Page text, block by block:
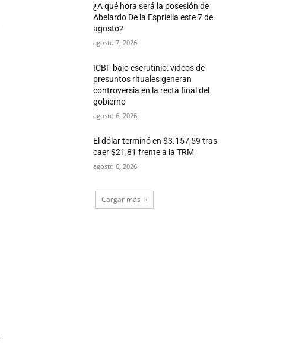
¿A qué hora será la posesión de
Abelardo De la Espriella este 7 de
agosto?
agosto 7, 2026
ICBF bajo escrutinio: videos de
presuntos rituales generan
controversia en la recta final del
gobierno
agosto 6, 2026
El dólar terminó en $3.157,59 tras
caer $21,81 frente a la TRM
agosto 6, 2026
Cargar más